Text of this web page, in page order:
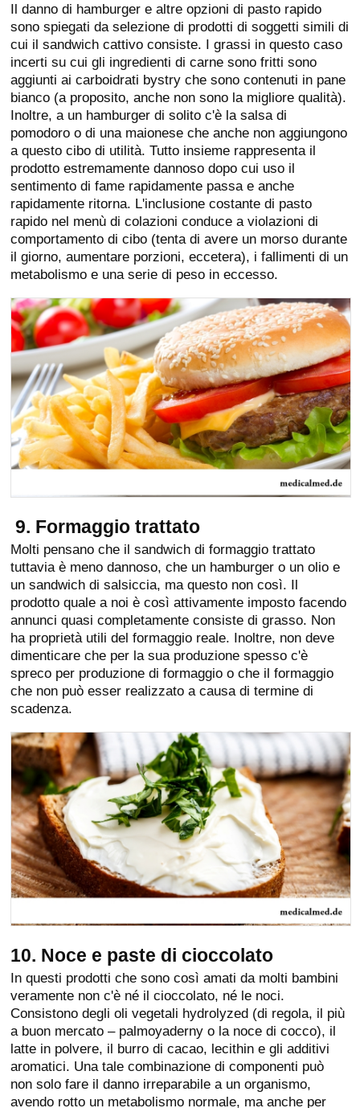
Il danno di hamburger e altre opzioni di pasto rapido
sono spiegati da selezione di prodotti di soggetti simili di
cui il sandwich cattivo consiste. I grassi in questo caso
incerti su cui gli ingredienti di carne sono fritti sono
aggiunti ai carboidrati bystry che sono contenuti in pane
bianco (a proposito, anche non sono la migliore qualità).
Inoltre, a un hamburger di solito c'è la salsa di
pomodoro o di una maionese che anche non aggiungono
a questo cibo di utilità. Tutto insieme rappresenta il
prodotto estremamente dannoso dopo cui uso il
sentimento di fame rapidamente passa e anche
rapidamente ritorna. L'inclusione costante di pasto
rapido nel menù di colazioni conduce a violazioni di
comportamento di cibo (tenta di avere un morso durante
il giorno, aumentare porzioni, eccetera), i fallimenti di un
metabolismo e una serie di peso in eccesso.
9. Formaggio trattato
Molti pensano che il sandwich di formaggio trattato
tuttavia è meno dannoso, che un hamburger o un olio e
un sandwich di salsiccia, ma questo non così. Il
prodotto quale a noi è così attivamente imposto facendo
annunci quasi completamente consiste di grasso. Non
ha proprietà utili del formaggio reale. Inoltre, non deve
dimenticare che per la sua produzione spesso c'è
spreco per produzione di formaggio o che il formaggio
che non può esser realizzato a causa di termine di
scadenza.
10. Noce e paste di cioccolato
In questi prodotti che sono così amati da molti bambini
veramente non c'è né il cioccolato, né le noci.
Consistono degli oli vegetali hydrolyzed (di regola, il più
a buon mercato – palmoyaderny o la noce di cocco), il
latte in polvere, il burro di cacao, lecithin e gli additivi
aromatici. Una tale combinazione di componenti può
non solo fare il danno irreparabile a un organismo,
avendo rotto un metabolismo normale, ma anche per